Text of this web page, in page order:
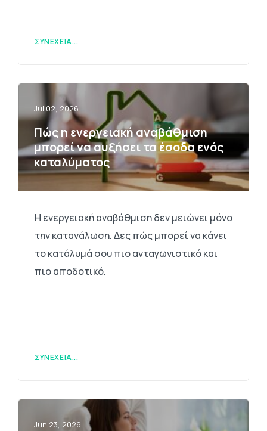
ΣΥΝΈΧΕΙΑ...
Jul 02, 2026
Πώς η ενεργειακή αναβάθμιση
μπορεί να αυξήσει τα έσοδα ενός
καταλύματος
Η ενεργειακή αναβάθμιση δεν μειώνει μόνο
την κατανάλωση. Δες πώς μπορεί να κάνει
το κατάλυμά σου πιο ανταγωνιστικό και
πιο αποδοτικό.
ΣΥΝΈΧΕΙΑ...
Jun 23, 2026